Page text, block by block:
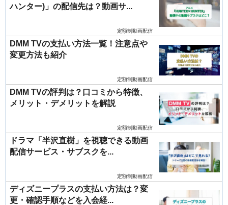
ハンター)」の配信先は？動画サ...
定額制動画配信
DMM TVの支払い方法一覧！注意点や
変更方法も紹介
定額制動画配信
DMM TVの評判は？口コミから特徴、
メリット・デメリットを解説
定額制動画配信
ドラマ「半沢直樹」を視聴できる動画
配信サービス・サブスクを...
定額制動画配信
ディズニープラスの支払い方法は？変
更・確認手順などを入会経...